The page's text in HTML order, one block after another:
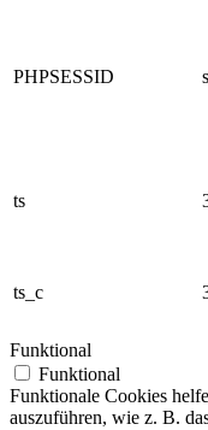
PHPSESSID
ts
ts_c
Funktional
Funktional
Funktionale Cookies
auszuführen, wie z. B.